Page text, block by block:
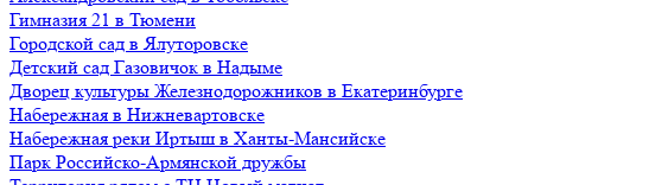
Гимназия 21 в Тюмени
Городской сад в Ялуторовске
Детский сад Газовичок в Надыме
Дворец культуры Железнодорожников в Екатеринбурге
Набережная в Нижневартовске
Набережная реки Иртыш в Ханты-Мансийске
Парк Российско-Армянской дружбы